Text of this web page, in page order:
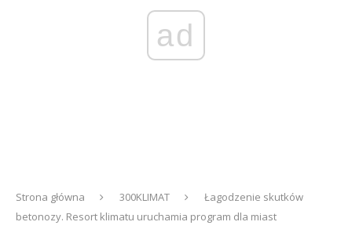
ad
Strona główna 300KLIMAT
Łagodzenie skutków
betonozy. Resort klimatu uruchamia program dla miast